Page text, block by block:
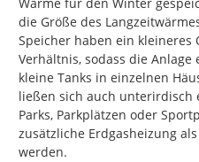
die Größe des
Speicher haben ein kleineres
Verhältnis, sodass die
kleine Tanks in einzelnen
ließen sich auch unterirdisch
Parks, Parkplätzen oder
zusätzliche Erdgasheizung
werden.